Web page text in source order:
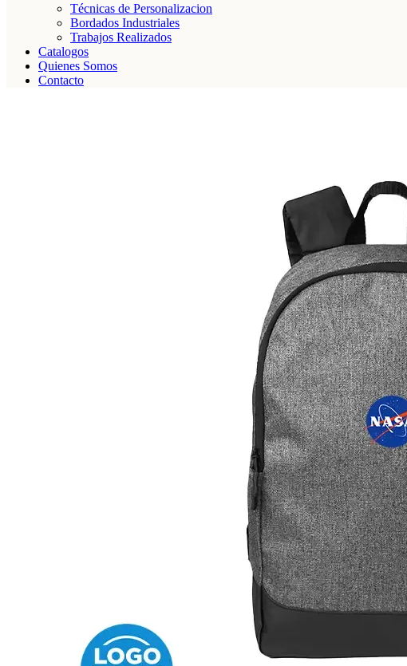
Técnicas de Personalizacion
Bordados Industriales
Trabajos Realizados
Catalogos
Quienes Somos
Contacto